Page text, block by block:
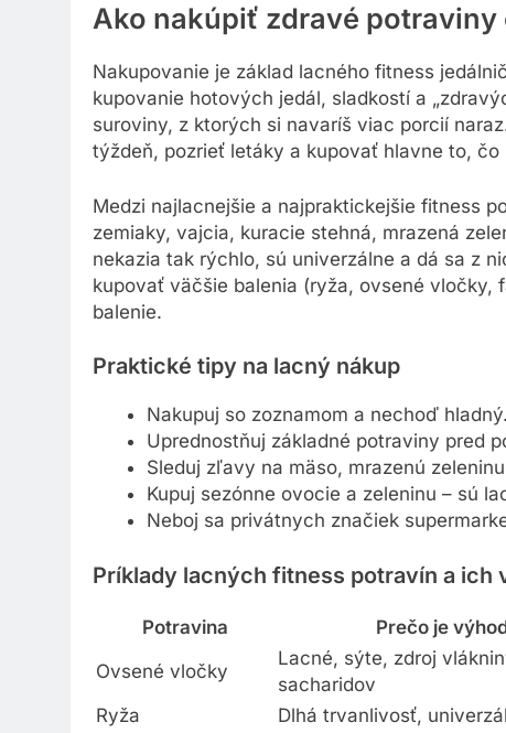
Ako nakúpiť zdravé potraviny
Nakupovanie je základ lacného fitness
kupovanie hotových jedál, sladkostí a
suroviny, z ktorých si navaríš viac porcií
týždeň, pozrieť letáky a kupovať hlavne to,
Medzi najlacnejšie a najpraktickejšie fitness
zemiaky, vajcia, kuracie stehná, mrazená
nekazia tak rýchlo, sú univerzálne a dá sa z
kupovať väčšie balenia (ryža, ovsené vločky,
balenie.
Praktické tipy na lacný nákup
Nakupuj so zoznamom a nechoď hladný.
Uprednostňuj základné potraviny pred
Sleduj zľavy na mäso, mrazenú
Kupuj sezónne ovocie a zeleninu – sú
Neboj sa privátnych značiek
Príklady lacných fitness potravín a ich
Potravina Prečo je
Ovsené vločky
Lacné, sýte, zdroj
sacharidov
Ryža
Dlhá trvanlivosť,